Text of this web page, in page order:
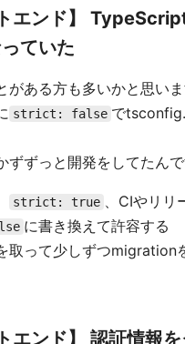
トエンド】
ていた
がある方も多いかと思い
strict: false で
ずずっと開発をしてたんで
strict: true 、CIやリリ
に書き換えて許容する
取って少しずつmigration
エンド】 認証情報